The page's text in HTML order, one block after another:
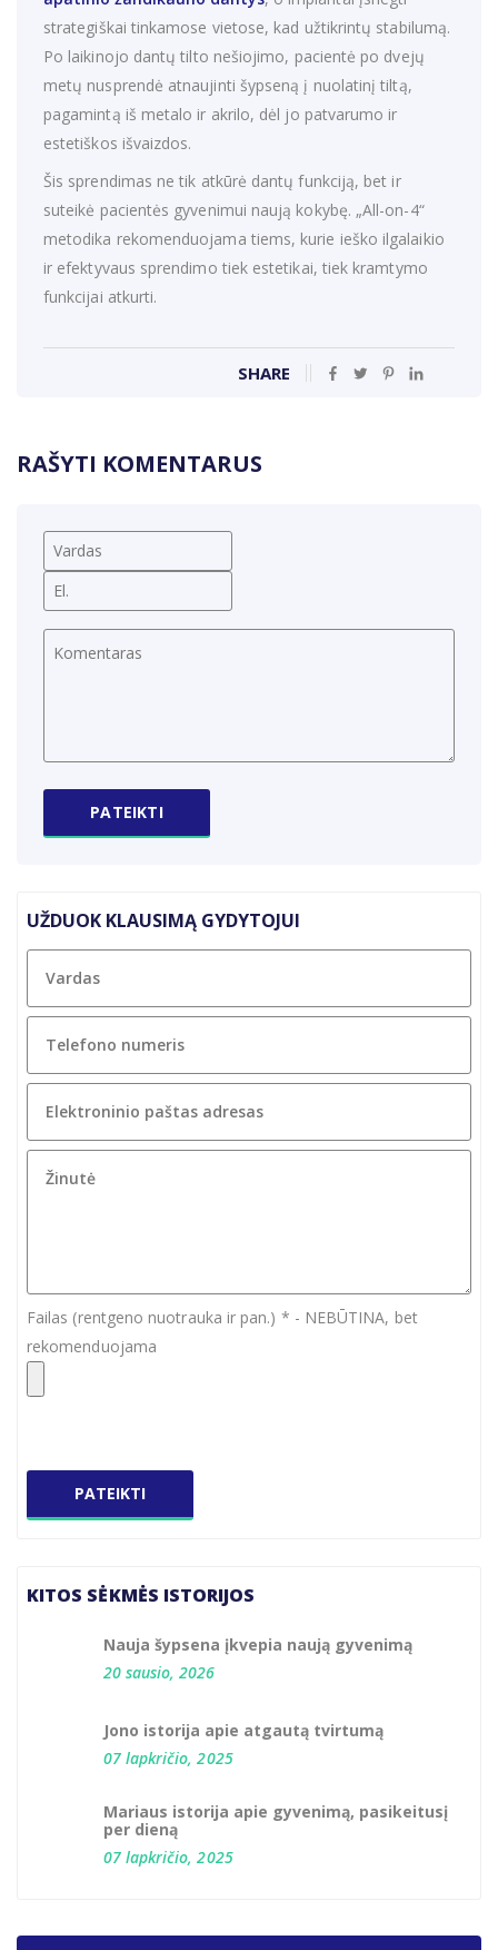
strategiškai tinkamose vietose, kad užtikrintų stabilumą.
Po laikinojo dantų tilto nešiojimo, pacientė po dvejų
metų nusprendė atnaujinti šypseną į nuolatinį tiltą,
pagamintą iš metalo ir akrilo, dėl jo patvarumo ir
estetiškos išvaizdos.
Šis sprendimas ne tik atkūrė dantų funkciją, bet ir
suteikė pacientės gyvenimui naują kokybę. „All-on-4“
metodika rekomenduojama tiems, kurie ieško ilgalaikio
ir efektyvaus sprendimo tiek estetikai, tiek kramtymo
funkcijai atkurti.
SHARE
RAŠYTI KOMENTARUS
UŽDUOK KLAUSIMĄ GYDYTOJUI
Failas (rentgeno nuotrauka ir pan.) * - NEBŪTINA, bet
rekomenduojama
KITOS SĖKMĖS ISTORIJOS
Nauja šypsena įkvepia naują gyvenimą
20 sausio, 2026
Jono istorija apie atgautą tvirtumą
07 lapkričio, 2025
Mariaus istorija apie gyvenimą, pasikeitusį
per dieną
07 lapkričio, 2025